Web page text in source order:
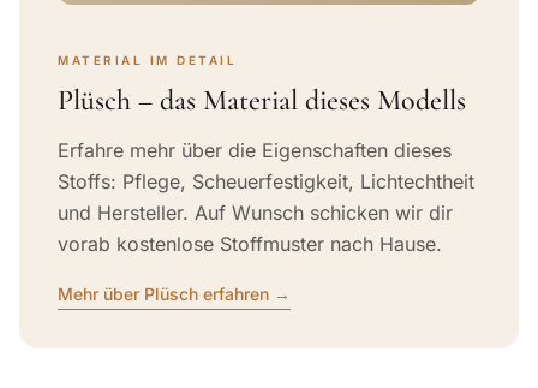
MATERIAL IM DETAIL
Plüsch – das Material dieses Modells
Erfahre mehr über die Eigenschaften dieses
Stoffs: Pflege, Scheuerfestigkeit, Lichtechtheit
und Hersteller. Auf Wunsch schicken wir dir
vorab kostenlose Stoffmuster nach Hause.
Mehr über Plüsch erfahren →